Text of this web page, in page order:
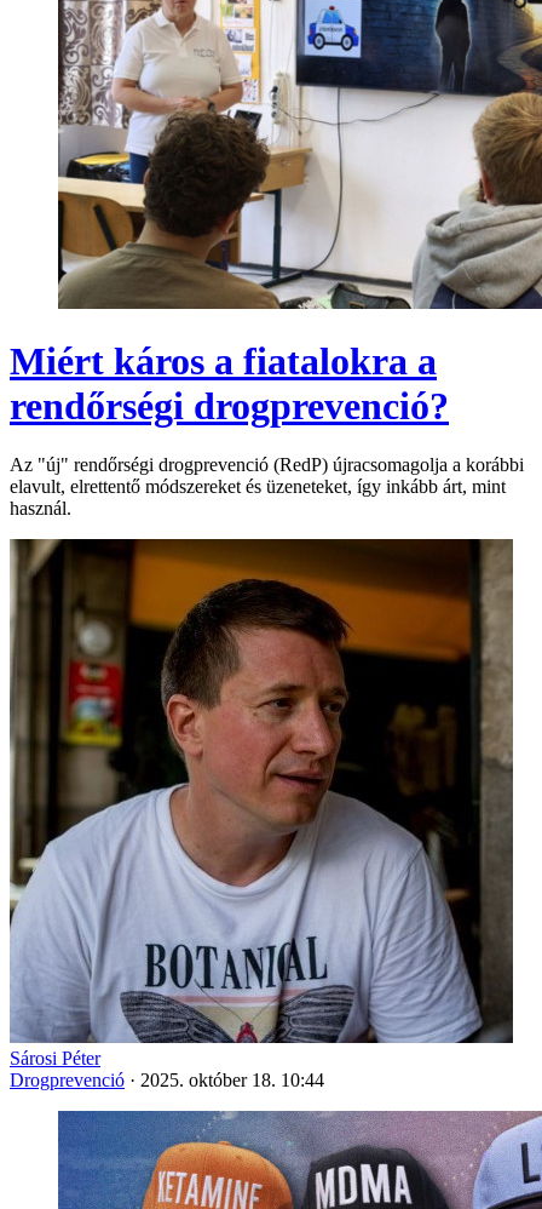
Miért káros a fiatalokra a
rendőrségi drogprevenció?
Az "új" rendőrségi drogprevenció (RedP) újracsomagolja a korábbi
elavult, elrettentő módszereket és üzeneteket, így inkább árt, mint
használ.
Sárosi Péter
Drogprevenció · 2025. október 18. 10:44